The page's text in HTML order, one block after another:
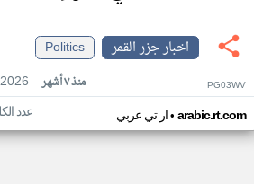
اخبار جزر القمر
Politics
منذ ٧ أشهر PG03WV
ار تي عربي• arabic.rt.com عدد